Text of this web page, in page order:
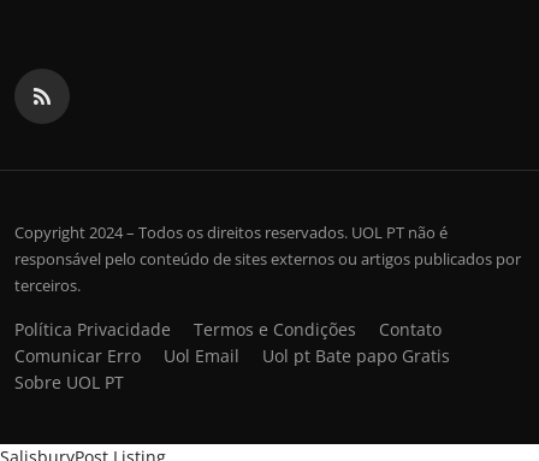
Copyright 2024 – Todos os direitos reservados. UOL PT não é
responsável pelo conteúdo de sites externos ou artigos publicados por
terceiros.
Política Privacidade Termos e Condições
Contato
Comunicar Erro
Uol Email
Uol pt Bate papo Gratis
Sobre UOL PT